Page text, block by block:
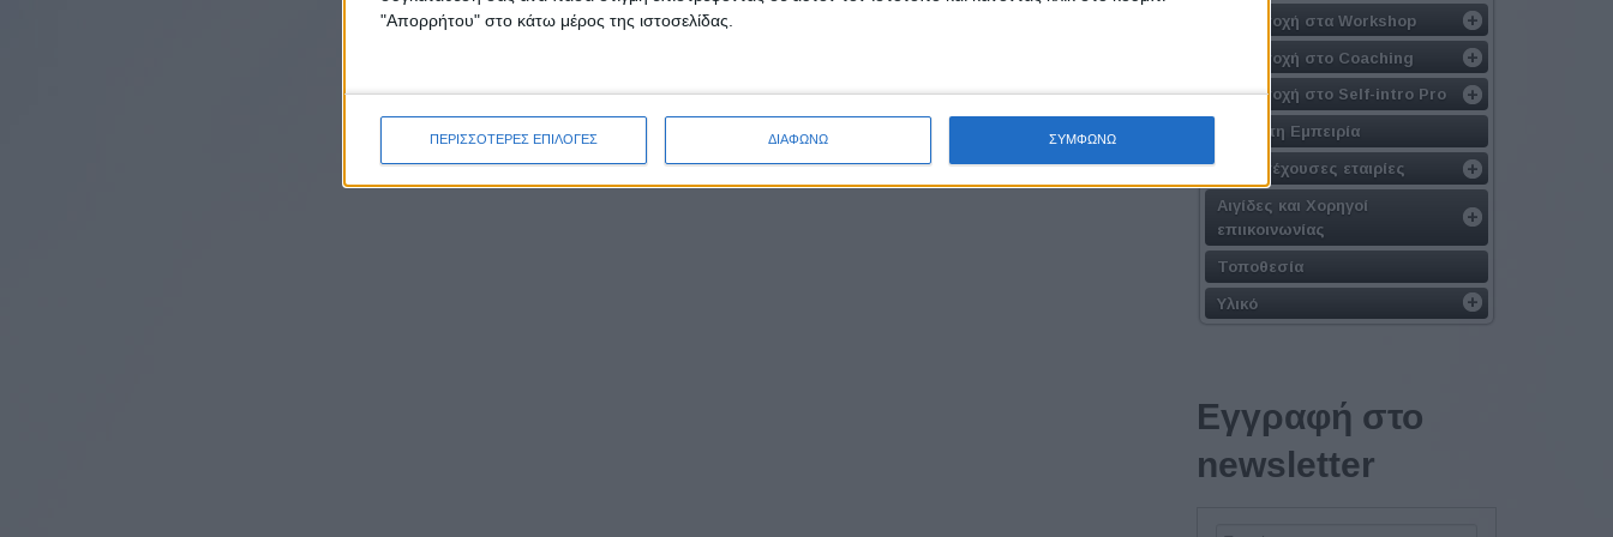
"Απορρήτου" στο κάτω μέρος της ιστοσελίδας.
ΠΕΡΙΣΣΟΤΕΡΕΣ ΕΠΙΛΟΓΕΣ ΔΙΑΦΩΝΩ ΣΥΜΦΩΝΩ
Συμμετοχή στα Workshop
Συμμετοχή στο Coaching
Συμμετοχή στο Self-intro Pro
Βέλτιστη Εμπειρία
Συμμετέχουσες εταιρίες
Αιγίδες και Χορηγοί
επιικοινωνίας
Τοποθεσία
Υλικό
Εγγραφή στο
newsletter